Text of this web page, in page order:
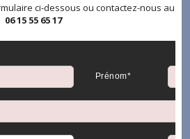
ci-dessous ou contactez-nous au
06 15 55 65 17
Prénom*